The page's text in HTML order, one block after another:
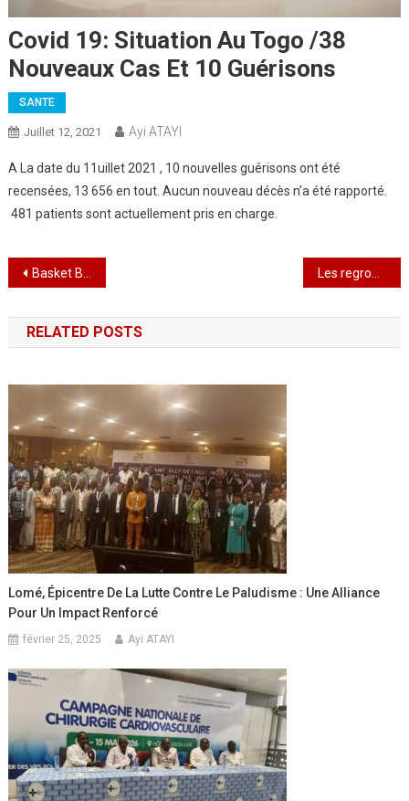
Covid 19: Situation Au Togo /38
Nouveaux Cas Et 10 Guérisons
SANTE
Juillet 12, 2021 Ayi ATAYI
A La date du 11uillet 2021 , 10 nouvelles guérisons ont été
recensées, 13 656 en tout. Aucun nouveau décès n’a été rapporté.
481 patients sont actuellement pris en charge.
Navigation
de
l’article
Basket Ball :Preparation Tokyo 2021:Belle victoire des Nigérians sur les Etats Unis
RELATED POSTS
Lomé, Épicentre De La Lutte Contre Le Paludisme : Une Alliance
Pour Un Impact Renforcé
février 25, 2025 Ayi ATAYI